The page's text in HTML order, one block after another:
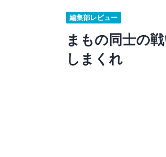
編集部レビュー
まもの同士の
しまくれ